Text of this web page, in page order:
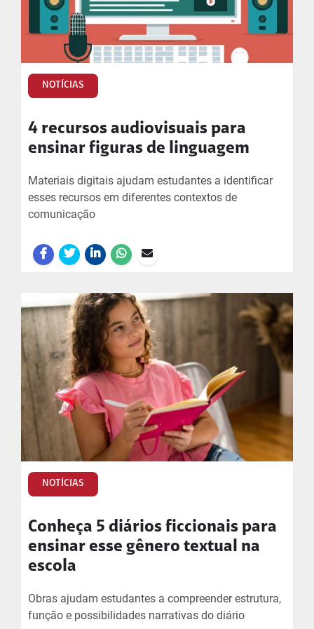
NOTÍCIAS
4 recursos audiovisuais para
ensinar figuras de linguagem
Materiais digitais ajudam estudantes a identificar
esses recursos em diferentes contextos de
comunicação
NOTÍCIAS
Conheça 5 diários ficcionais para
ensinar esse gênero textual na
escola
Obras ajudam estudantes a compreender estrutura,
função e possibilidades narrativas do diário